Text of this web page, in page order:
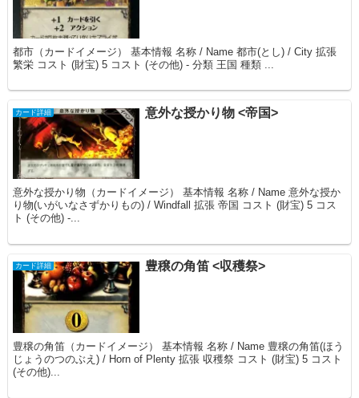
都市（カードイメージ） 基本情報 名称 / Name 都市(とし) / City 拡張
繁栄 コスト (財宝) 5 コスト (その他) - 分類 王国 種類 ...
カード詳細 意外な授かり物 <帝国>
意外な授かり物（カードイメージ） 基本情報 名称 / Name 意外な授か
り物(いがいなさずかりもの) / Windfall 拡張 帝国 コスト (財宝) 5 コス
ト (その他) -...
カード詳細 豊穣の角笛 <収穫祭>
豊穣の角笛（カードイメージ） 基本情報 名称 / Name 豊穣の角笛(ほう
じょうのつのぶえ) / Horn of Plenty 拡張 収穫祭 コスト (財宝) 5 コスト
(その他)...